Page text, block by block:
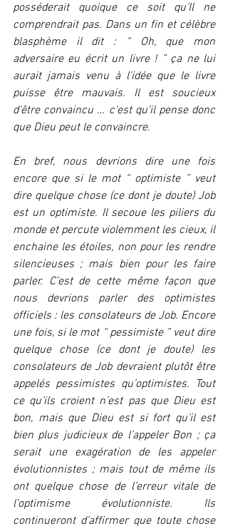
posséderait quoique ce soit qu’Il ne
comprendrait pas. Dans un fin et célèbre
blasphème il dit : “ Oh, que mon
adversaire eu écrit un livre ! ” ça ne lui
aurait jamais venu à l'idée que le livre
puisse être mauvais. Il est soucieux
d'être convaincu … c’est qu’il pense donc
que Dieu peut le convaincre.
En bref, nous devrions dire une fois
encore que si le mot “ optimiste ” veut
dire quelque chose (ce dont je doute) Job
est un optimiste. Il secoue les piliers du
monde et percute violemment les cieux, il
enchaine les étoiles, non pour les rendre
silencieuses ; mais bien pour les faire
parler. C’est de cette même façon que
nous devrions parler des optimistes
officiels : les consolateurs de Job. Encore
une fois, si le mot “ pessimiste ” veut dire
quelque chose (ce dont je doute) les
consolateurs de Job devraient plutôt être
appelés pessimistes qu’optimistes. Tout
ce qu’ils croient n’est pas que Dieu est
bon, mais que Dieu est si fort qu’il est
bien plus judicieux de l’appeler Bon ; ça
serait une exagération de les appeler
évolutionnistes ; mais tout de même ils
ont quelque chose de l’erreur vitale de
l’optimisme évolutionniste. Ils
continueront d’affirmer que toute chose